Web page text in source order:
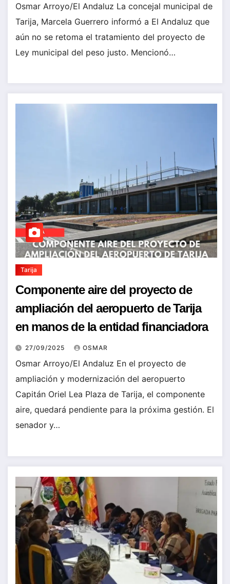
Osmar Arroyo/El Andaluz La concejal municipal de
Tarija, Marcela Guerrero informó a El Andaluz que
aún no se retoma el tratamiento del proyecto de
Ley municipal del peso justo. Mencionó…
Tarija
Componente aire del proyecto de
ampliación del aeropuerto de Tarija
en manos de la entidad financiadora
27/09/2025 OSMAR
Osmar Arroyo/El Andaluz En el proyecto de
ampliación y modernización del aeropuerto
Capitán Oriel Lea Plaza de Tarija, el componente
aire, quedará pendiente para la próxima gestión. El
senador y…